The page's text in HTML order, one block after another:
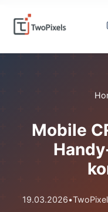
Mobile
19.03.2026•